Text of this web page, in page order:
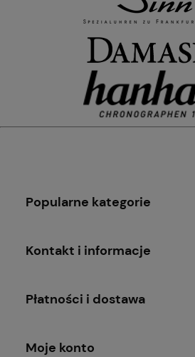
Popularne kategorie
Kontakt i informacje
Płatności i dostawa
Moje konto